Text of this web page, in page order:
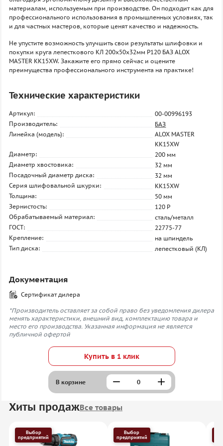
материалам, используемым при производстве. Он подходит как для
профессионального использования в промышленных условиях, так
и для частных мастеров, которые ценят качество и надежность.
Не упустите возможность улучшить свои результаты шлифовки и
покупки круга лепесткового КЛ 200х50х32мм P120 БАЗ ALOX
MASTER KK15XW. Закажите его прямо сейчас и оцените
преимущества профессионального инструмента на практике!
Технические характеристики
Артикул:
00-00996193
Производитель:
БАЗ
Линейка (модель):
ALOX MASTER
KK15XW
Диаметр:
200 мм
Диаметр хвостовика:
32 мм
Посадочный диаметр диска:
32 мм
Серия шлифовальной шкурки:
KK15XW
Толщина:
50 мм
Зернистость:
120 P
Обрабатываемый материал:
сталь/металл
ГОСТ:
22775-77
Крепление:
на шпиндель
Тип диска:
лепестковый (КЛ)
Документация
Сертификат дилера
*Производитель оставляет за собой право без уведомления дилера
менять характеристики, внешний вид, комплектацию товара и
место его производства. Указанная информация не является
публичной офертой
Купить в 1 клик
В корзине
Хиты продажВсе товары
Выбор
предприятий
Выбор
предприятий